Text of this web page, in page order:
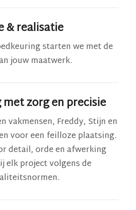
& realisatie
starten we met de
jouw maatwerk.
met zorg en precisie
vakmensen, Freddy, Stijn en
voor een feilloze plaatsing.
detail, orde en afwerking
elk project volgens de